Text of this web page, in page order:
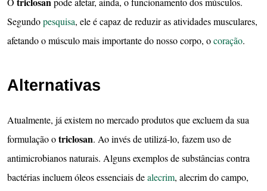
Segundopesquisa, ele é capaz de reduzir as atividades musculares,
afetando o músculo mais importante do nosso corpo, ocoração.
Alternativas
Atualmente, já existem no mercado produtos que excluem da sua
formulação otriclosan. Ao invés de utilizá-lo, fazem uso de
antimicrobianos naturais. Alguns exemplos de substâncias contra
bactérias incluem óleos essenciais dealecrim, alecrim do campo,